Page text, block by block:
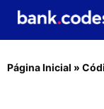
Página Inicial »